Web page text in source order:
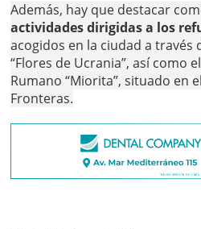
Además, hay que destacar
actividades dirigidas a los
acogidos en la ciudad a través
“Flores de Ucrania”, así como
Rumano “Miorita”, situado en
Fronteras.